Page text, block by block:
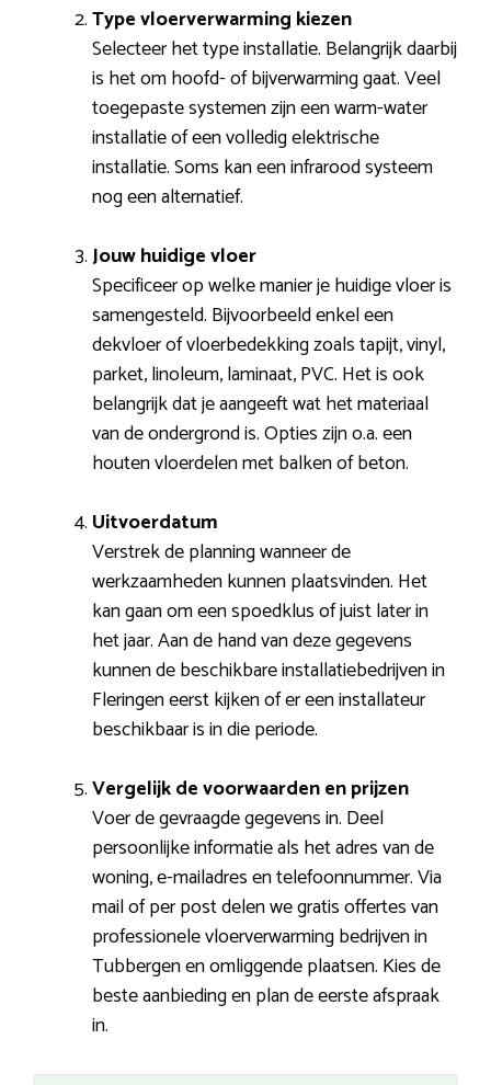
Type vloerverwarming kiezen
Selecteer het type installatie. Belangrijk daarbij
is het om hoofd- of bijverwarming gaat. Veel
toegepaste systemen zijn een warm-water
installatie of een volledig elektrische
installatie. Soms kan een infrarood systeem
nog een alternatief.
Jouw huidige vloer
Specificeer op welke manier je huidige vloer is
samengesteld. Bijvoorbeeld enkel een
dekvloer of vloerbedekking zoals tapijt, vinyl,
parket, linoleum, laminaat, PVC. Het is ook
belangrijk dat je aangeeft wat het materiaal
van de ondergrond is. Opties zijn o.a. een
houten vloerdelen met balken of beton.
Uitvoerdatum
Verstrek de planning wanneer de
werkzaamheden kunnen plaatsvinden. Het
kan gaan om een spoedklus of juist later in
het jaar. Aan de hand van deze gegevens
kunnen de beschikbare installatiebedrijven in
Fleringen eerst kijken of er een installateur
beschikbaar is in die periode.
Vergelijk de voorwaarden en prijzen
Voer de gevraagde gegevens in. Deel
persoonlijke informatie als het adres van de
woning, e-mailadres en telefoonnummer. Via
mail of per post delen we gratis offertes van
professionele vloerverwarming bedrijven in
Tubbergen en omliggende plaatsen. Kies de
beste aanbieding en plan de eerste afspraak
in.